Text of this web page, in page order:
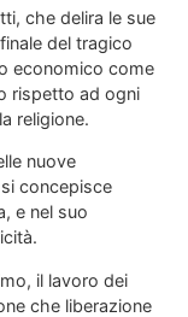
che delira le sue
del tragico
economico come
rispetto ad ogni
religione.
nuove
concepisce
e nel suo
il lavoro dei
che liberazione